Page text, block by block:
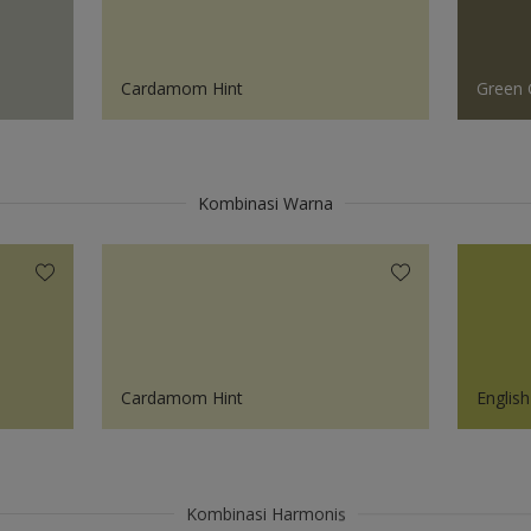
Cardamom Hint Green
Kombinasi Warna
Cardamom Hint
Kombinasi Harmonis